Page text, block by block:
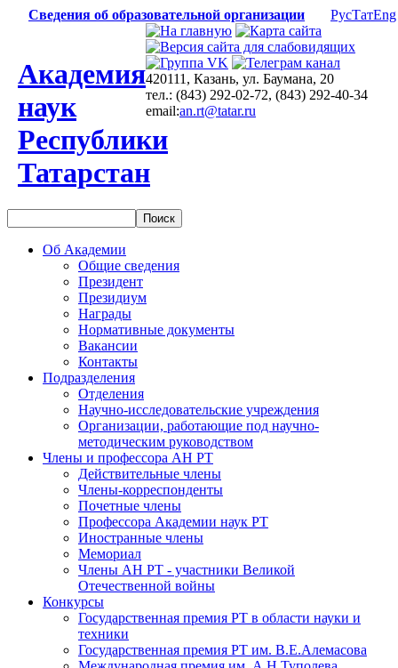
Сведения об образовательной организации РусТатEng
Академия
наук
Республики
Татарстан
420111, Казань, ул. Баумана, 20
тел.: (843) 292-02-72, (843) 292-40-34
email:an.rt@tatar.ru
Об Академии
Общие сведения
Президент
Президиум
Награды
Нормативные документы
Вакансии
Контакты
Подразделения
Отделения
Научно-исследовательские учреждения
Организации, работающие под научно-
методическим руководством
Члены и профессора АН РТ
Действительные члены
Члены-корреспонденты
Почетные члены
Профессора Академии наук РТ
Иностранные члены
Мемориал
Члены АН РТ - участники Великой
Отечественной войны
Конкурсы
Государственная премия РТ в области науки и
техники
Государственная премия РТ им. В.Е.Алемасова